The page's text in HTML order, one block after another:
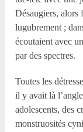
Désaugiers, alors
lugubrement ;
écoutaient avec
par des spectres.
Toutes les
il y avait là
adolescents, des
monstruosités